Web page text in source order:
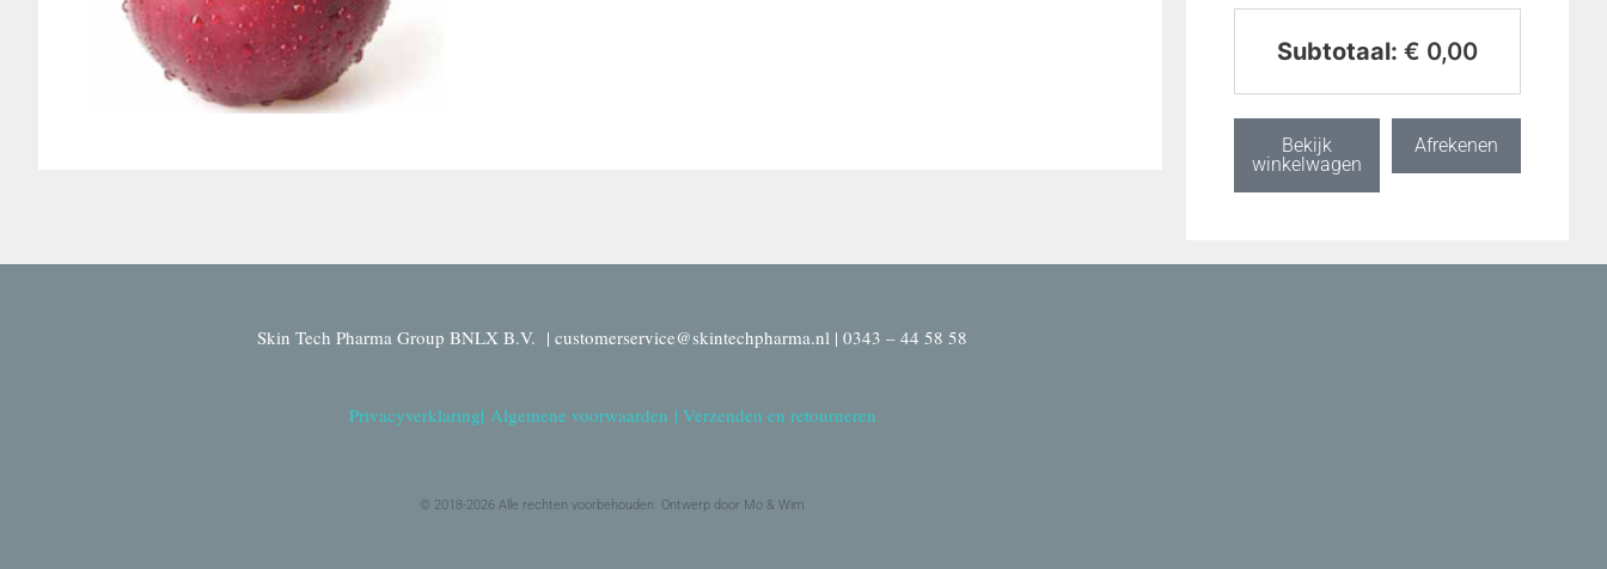
Subtotaal: € 0,00
Bekijk
winkelwagen
Afrekenen
Skin Tech Pharma Group BNLX B.V. | customerservice@skintechpharma.nl | 0343 – 44 58 58
Privacyverklaring| Algemene voorwaarden | Verzenden en retourneren
© 2018-2026 Alle rechten voorbehouden. Ontwerp door Mo & Wim